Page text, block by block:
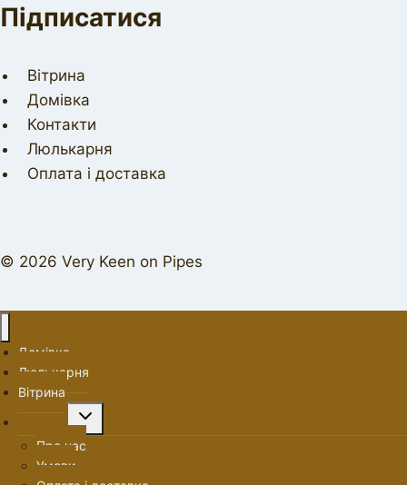
Підписатися
Вітрина
Домівка
Контакти
Люлькарня
Оплата і доставка
© 2026 Very Keen on Pipes
Домівка
Люлькарня
Вітрина
Перемкнути
меню
нащадка
Про нас
Умови